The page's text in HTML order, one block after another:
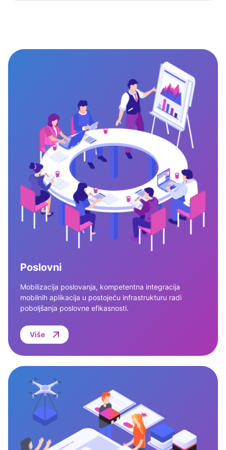
Poslovni
Mobilizacija poslovanja, kompetentna integracija
mobilnih aplikacija u postojeću infrastrukturu radi
poboljšanja poslovne efikasnosti.
Više